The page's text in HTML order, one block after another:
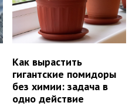
Как вырастить
гигантские помидоры
без химии: задача в
одно действие